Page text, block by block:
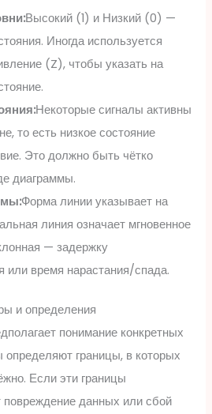
Высокий (1) и Низкий (0) —
Иногда используется
(Z), чтобы указать на
Некоторые сигналы активны
то есть низкое состояние
Это должно быть чётко
диаграммы.
Форма линии указывает на
линия означает мгновенное
— задержку
или время нарастания/спада.
и определения
понимание конкретных
определяют границы, в которых
Если эти границы
данных или сбой